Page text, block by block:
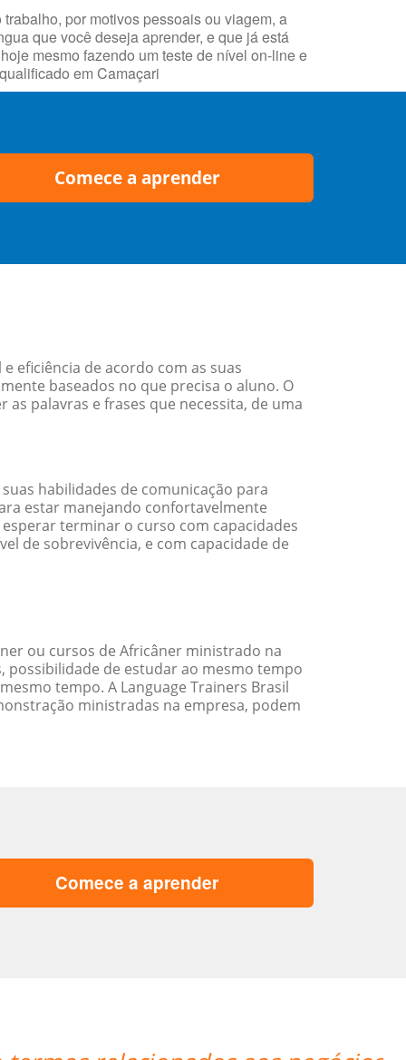
por motivos pessoais ou viagem, a
que você deseja aprender, e que já está
mesmo fazendo um teste de nível on-line e
em Camaçari
Comece a aprender
eficiência de acordo com as suas
baseados no que precisa o aluno. O
palavras e frases que necessita, de uma
habilidades de comunicação para
estar manejando confortavelmente
terminar o curso com capacidades
de sobrevivência, e com capacidade de
ou cursos de Africâner ministrado na
possibilidade de estudar ao mesmo tempo
tempo. A Language Trainers Brasil
ministradas na empresa, podem
Comece a aprender